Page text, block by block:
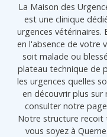
La Maison des
est une clinique
urgences vétérinaires.
en l'absence de votre
soit malade ou
plateau technique de
les urgences quelles
en découvrir plus sur
consulter notre
Notre structure recoit
vous soyez à